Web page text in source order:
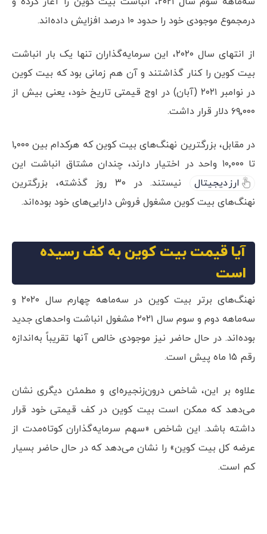
درمجموع موجودی خود را حدود ۱۰ درصد افزایش داده‌اند.
از انتهای سال ۲۰۲۰، این سرمایه‌گذاران تنها یک بار انباشت
بیت کوین را کنار گذاشتند و آن هم زمانی بود که بیت کوین
در نوامبر ۲۰۲۱ (آبان) در اوج قیمتی تاریخ خود، یعنی بیش از
۶۹٬۰۰۰ دلار قرار داشت.
در مقابل، بزرگترین نهنگ‌های بیت کوین که هرکدام بین ۱٬۰۰۰
تا ۱۰٬۰۰۰ واحد در اختیار دارند، چندان مشتاق انباشت این
ارز دیجیتال
نیستند. در ۳۰ روز گذشته، بزرگترین
نهنگ‌های بیت کوین مشغول فروش دارایی‌های خود بوده‌اند.
آیا قیمت بیت کوین به کف رسیده
است
نهنگ‌های برتر بیت کوین در سه‌ماهه چهارم سال ۲۰۲۰ و
سه‌ماهه دوم و سوم سال ۲۰۲۱ مشغول انباشت واحدهای جدید
بوده‌اند. در حال حاضر نیز موجودی خالص آنها تقریباً به‌اندازه
رقم ۱۵ ماه پیش است.
علاوه بر این، شاخص درون‌زنجیره‌ای و مطمئن دیگری نشان
می‌دهد که ممکن است بیت کوین در کف قیمتی خود قرار
داشته باشد. این شاخص «سهم سرمایه‌گذاران کوتاه‌مدت از
عرضه کل بیت کوین» را نشان می‌دهد که در حال حاضر بسیار
کم است.